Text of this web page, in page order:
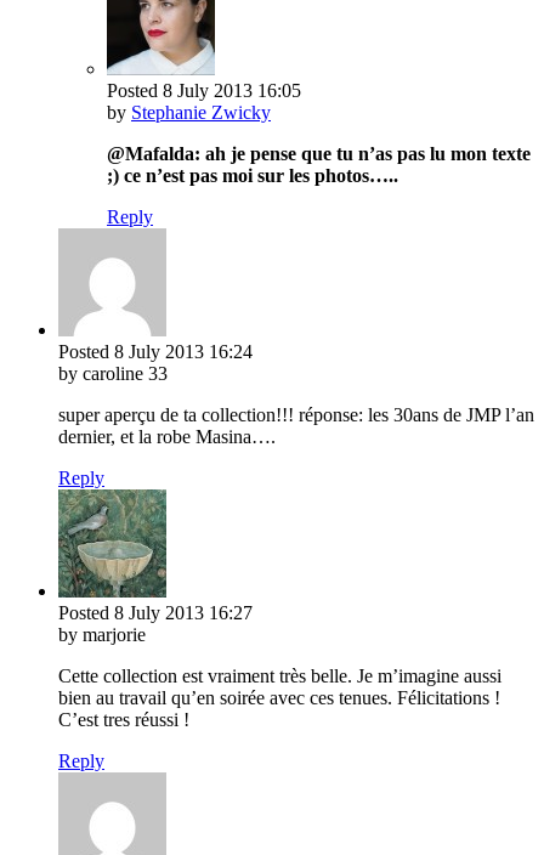
Posted 8 July 2013 16:05
by Stephanie Zwicky
@Mafalda: ah je pense que tu n’as pas lu mon texte
;) ce n’est pas moi sur les photos…..
Reply
Posted 8 July 2013 16:24
by caroline 33
super aperçu de ta collection!!! réponse: les 30ans de JMP l’an
dernier, et la robe Masina….
Reply
Posted 8 July 2013 16:27
by marjorie
Cette collection est vraiment très belle. Je m’imagine aussi
bien au travail qu’en soirée avec ces tenues. Félicitations !
C’est tres réussi !
Reply